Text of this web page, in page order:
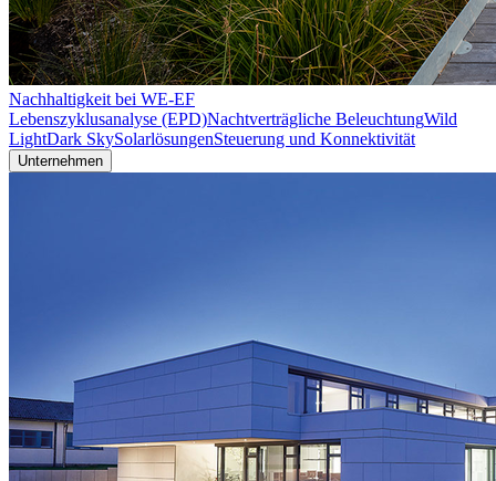
Nachhaltigkeit bei WE-EF
Lebenszyklusanalyse (EPD)Nachtverträgliche BeleuchtungWild
LightDark SkySolarlösungenSteuerung und Konnektivität
Unternehmen